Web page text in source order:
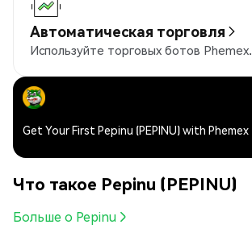
Автоматическая торговля
Используйте торговых ботов Phemex.
Get Your First Pepinu (PEPINU) with Phemex
Что такое Pepinu (PEPINU)
Больше о Pepinu